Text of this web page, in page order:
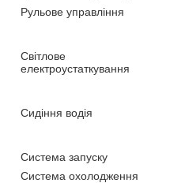
Рульове управління
Світлове
електроустаткування
Сидіння водія
Система запуску
Система охолодження